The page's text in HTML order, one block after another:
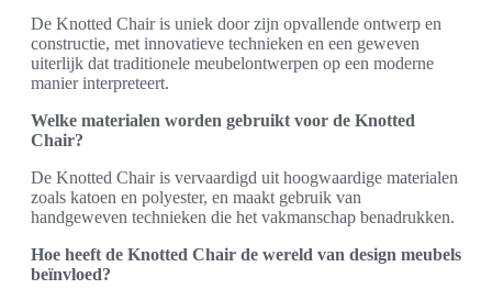
De Knotted Chair is uniek door zijn opvallende ontwerp en
constructie, met innovatieve technieken en een geweven
uiterlijk dat traditionele meubelontwerpen op een moderne
manier interpreteert.
Welke materialen worden gebruikt voor de Knotted
Chair?
De Knotted Chair is vervaardigd uit hoogwaardige materialen
zoals katoen en polyester, en maakt gebruik van
handgeweven technieken die het vakmanschap benadrukken.
Hoe heeft de Knotted Chair de wereld van design meubels
beïnvloed?